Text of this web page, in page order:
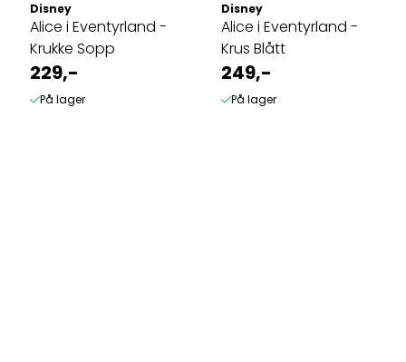
Disney
Alice i Eventyrland -
Krukke Sopp
229,-
På lager
Disney
Alice i Eventyrland -
Krus Blått
249,-
På lager